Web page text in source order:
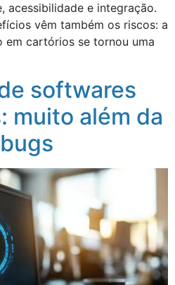
acessibilidade e integração.
vêm também os riscos: a
em cartórios se tornou uma
softwares
muito além da